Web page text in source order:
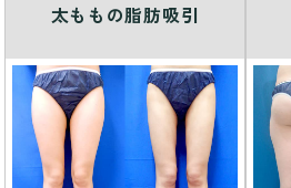
太ももの脂肪吸引